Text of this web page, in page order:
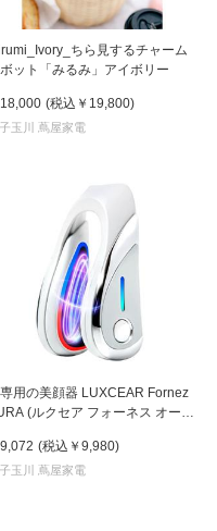
ちら見するチャーム
ット「みるみ」アイボリー
18,000 (税込 ￥19,800)
玉川 蔦屋家電
用の美顔器 LUXCEAR Fornez
(ルクセア フォーネス オー
9,072 (税込 ￥9,980)
玉川 蔦屋家電